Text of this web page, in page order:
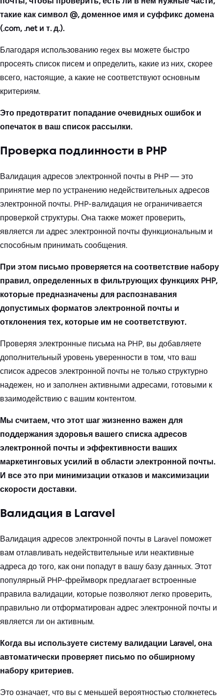
такие как символ @, доменное имя и суффикс домена
(.com, .net и т. д.).
Благодаря использованию regex вы можете быстро
просеять список писем и определить, какие из них, скорее
всего, настоящие, а какие не соответствуют основным
критериям.
Это предотвратит попадание очевидных ошибок и
опечаток в ваш список рассылки.
Проверка подлинности в PHP
Валидация адресов электронной почты в PHP — это
принятие мер по устранению недействительных адресов
электронной почты. PHP-валидация не ограничивается
проверкой структуры. Она также может проверить,
является ли адрес электронной почты функциональным и
способным принимать сообщения.
При этом письмо проверяется на соответствие набору
правил, определенных в фильтрующих функциях PHP,
которые предназначены для распознавания
допустимых форматов электронной почты и
отклонения тех, которые им не соответствуют.
Проверяя электронные письма на PHP, вы добавляете
дополнительный уровень уверенности в том, что ваш
список адресов электронной почты не только структурно
надежен, но и заполнен активными адресами, готовыми к
взаимодействию с вашим контентом.
Мы считаем, что этот шаг жизненно важен для
поддержания здоровья вашего списка адресов
электронной почты и эффективности ваших
маркетинговых усилий в области электронной почты.
И все это при минимизации отказов и максимизации
скорости доставки.
Валидация в Laravel
Валидация адресов электронной почты в Laravel поможет
вам отлавливать недействительные или неактивные
адреса до того, как они попадут в вашу базу данных. Этот
популярный PHP-фреймворк предлагает встроенные
правила валидации, которые позволяют легко проверить,
правильно ли отформатирован адрес электронной почты и
является ли он активным.
Когда вы используете систему валидации Laravel, она
автоматически проверяет письмо по обширному
набору критериев.
Это означает, что вы с меньшей вероятностью столкнетесь